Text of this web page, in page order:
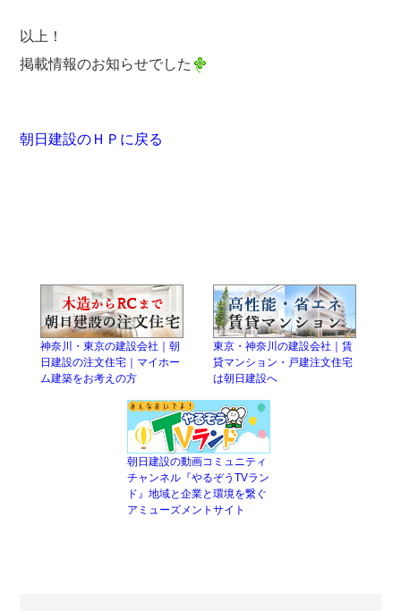
以上！
掲載情報のお知らせでした
朝日建設のＨＰに戻る
神奈川・東京の建設会社｜朝
日建設の注文住宅｜マイホー
ム建築をお考えの方
東京・神奈川の建設会社｜賃
貸マンション・戸建注文住宅
は朝日建設へ
朝日建設の動画コミュニティ
チャンネル『やるぞうTVラン
ド』地域と企業と環境を繋ぐ
アミューズメントサイト